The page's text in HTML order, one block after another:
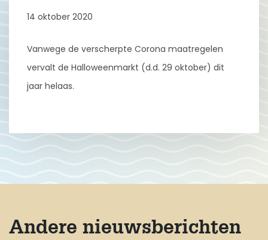
14 oktober 2020
Vanwege de verscherpte Corona maatregelen
vervalt de Halloweenmarkt (d.d. 29 oktober) dit
jaar helaas.
Andere nieuwsberichten